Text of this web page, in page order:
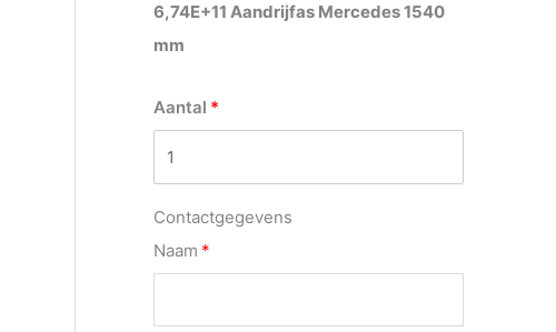
6,74E+11 Aandrijfas Mercedes 1540
mm
Aantal
Contactgegevens
Naam